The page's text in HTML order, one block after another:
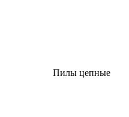
Пилы цепные